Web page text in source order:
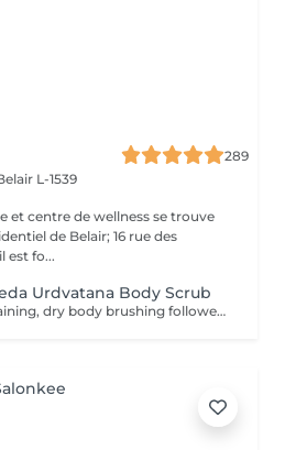
289
L-1539
et centre de wellness se trouve
de Belair; 16 rue des
est fo...
Urdvatana Body Scrub
A detox and lymphatic draining, dry body brushing followed by an Ayurveda- Urdvatana Body scrub. This is concluded by a luke-warm shower followed by a full body application of a organic, detox body oil to continue the elimination of toxins from your body.